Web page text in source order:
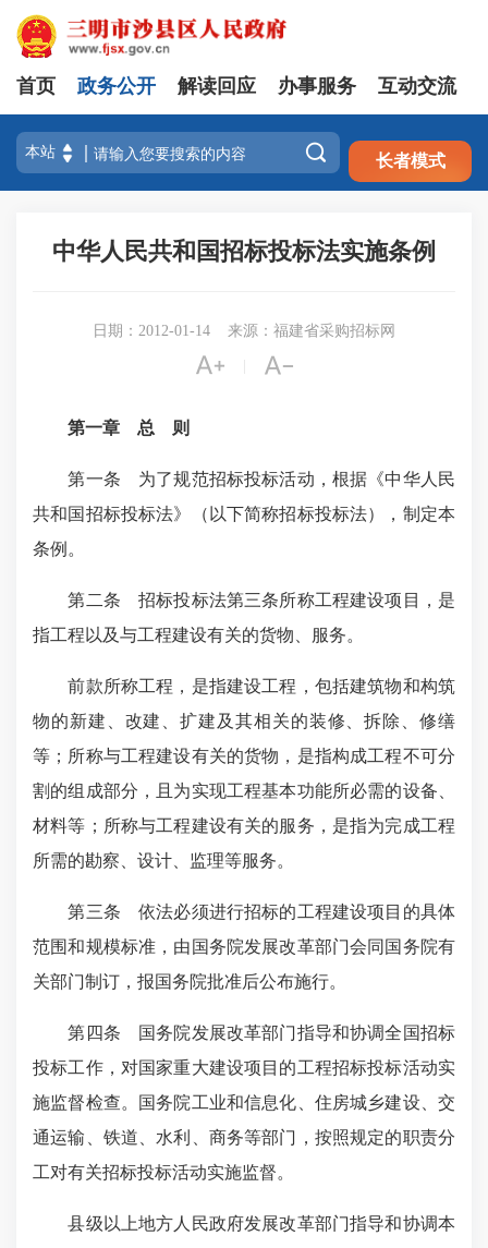
注册 登录
首页 政务公开 解读回应 办事服务 互动交流
 长者模式
中华人民共和国招标投标法实施条例
日期：2012-01-14 来源：福建省采购招标网
 
第一章 总 则
第一条 为了规范招标投标活动，根据《中华人民
共和国招标投标法》（以下简称招标投标法），制定本
条例。
第二条 招标投标法第三条所称工程建设项目，是
指工程以及与工程建设有关的货物、服务。
前款所称工程，是指建设工程，包括建筑物和构筑
物的新建、改建、扩建及其相关的装修、拆除、修缮
等；所称与工程建设有关的货物，是指构成工程不可分
割的组成部分，且为实现工程基本功能所必需的设备、
材料等；所称与工程建设有关的服务，是指为完成工程
所需的勘察、设计、监理等服务。
第三条 依法必须进行招标的工程建设项目的具体
范围和规模标准，由国务院发展改革部门会同国务院有
关部门制订，报国务院批准后公布施行。
第四条 国务院发展改革部门指导和协调全国招标
投标工作，对国家重大建设项目的工程招标投标活动实
施监督检查。国务院工业和信息化、住房城乡建设、交
通运输、铁道、水利、商务等部门，按照规定的职责分
工对有关招标投标活动实施监督。
县级以上地方人民政府发展改革部门指导和协调本